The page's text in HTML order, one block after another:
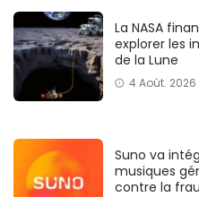
La NASA
explorer les
de la Lune
4 Août. 2026
Suno va
musiques
contre la